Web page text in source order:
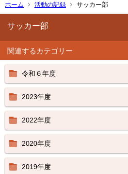
ホーム 活動の記録 サッカー部
サッカー部
関連するカテゴリー
令和６年度
2023年度
2022年度
2020年度
2019年度